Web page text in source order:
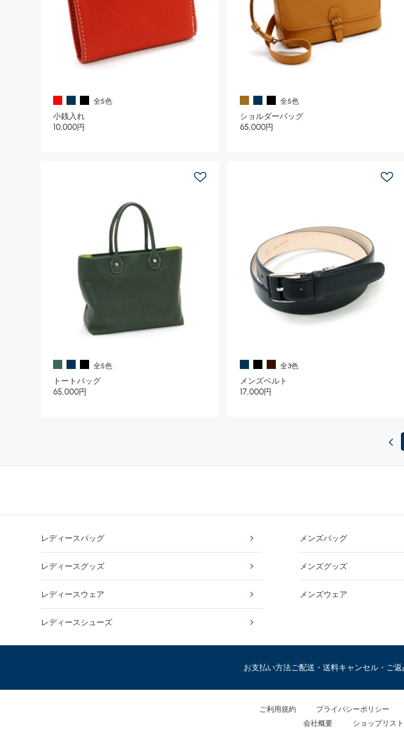
全5色
小銭入れ
10,000円
全5色
ショルダーバッグ
65,000円
全5色
トートバッグ
65,000円
全3色
メンズベルト
17,000円
レディースバッグ
レディースグッズ
レディースウェア
レディースシューズ
メンズバッグ
メンズグッズ
メンズウェア
お支払い方法ご配送・送料キャンセル・ご返
ご利用規約 プライバシーポリシー
会社概要
ショップリスト